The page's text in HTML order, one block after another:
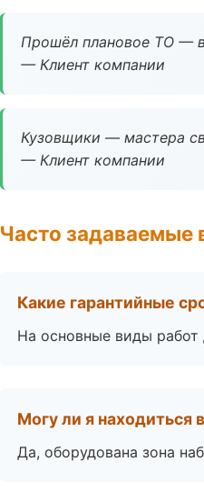
Прошёл плановое ТО —
— Клиент компании
Кузовщики — мастера
— Клиент компании
Часто задаваемые
Какие гарантийные
На основные виды работ
Могу ли я находиться
Да, оборудована зона